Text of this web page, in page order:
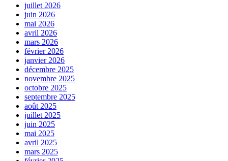
juillet 2026
juin 2026
mai 2026
avril 2026
mars 2026
février 2026
janvier 2026
décembre 2025
novembre 2025
octobre 2025
septembre 2025
août 2025
juillet 2025
juin 2025
mai 2025
avril 2025
mars 2025